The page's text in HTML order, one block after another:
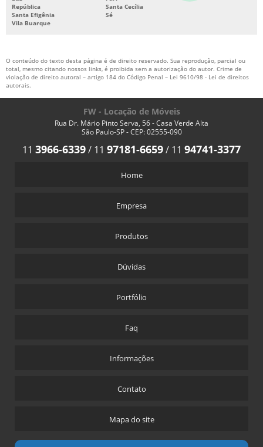
República
Santa Cecília
Santa Efigênia
Sé
Vila Buarque
O conteúdo do texto desta página é de direito reservado. Sua reprodução, parcial ou
total, mesmo citando nossos links, é proibida sem a autorização do autor. Crime de
violação de direito autoral – artigo 184 do Código Penal – Lei 9610/98 - Lei de direitos
autorais.
FW - Locação de Móveis
Rua Dr. Mário Pinto Serva, 56 - Casa Verde Alta
São Paulo-SP - CEP: 02555-090
11 3966-6339/ 11 97181-6659/ 11 94741-3377
Home
Empresa
Produtos
Dúvidas
Portfólio
Faq
Informações
Contato
Mapa do site